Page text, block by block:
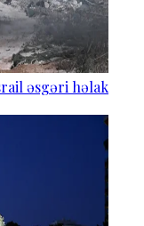
əsgəri həlak